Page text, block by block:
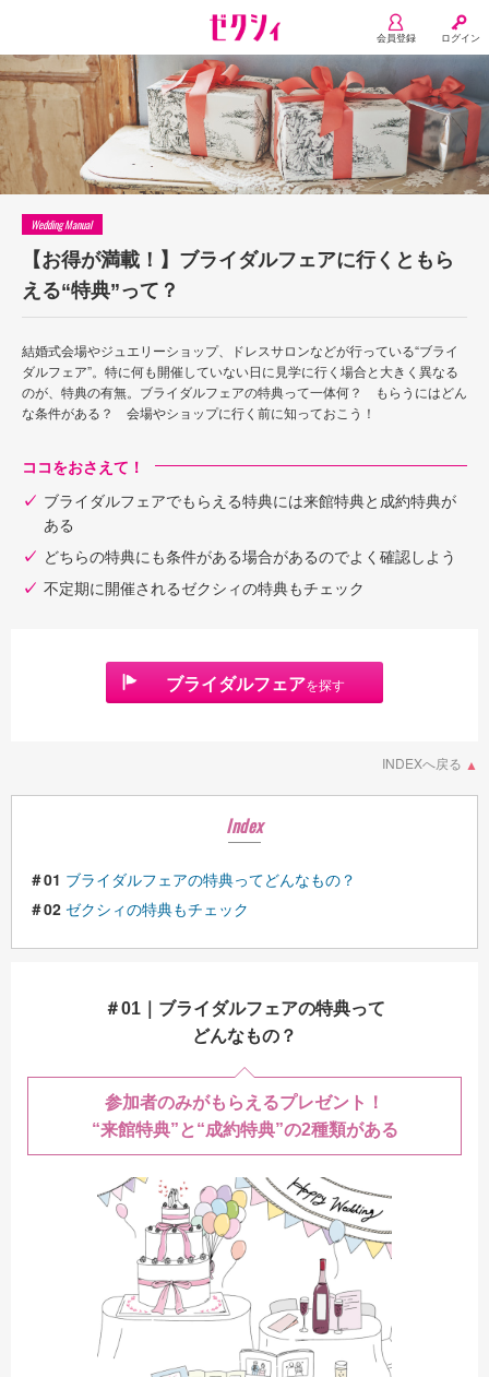
会員登録 ログイン
Wedding Manual
【お得が満載！】ブライダルフェアに行くともら
える“特典”って？
結婚式会場やジュエリーショップ、ドレスサロンなどが行っている“ブライ
ダルフェア”。特に何も開催していない日に見学に行く場合と大きく異なる
のが、特典の有無。ブライダルフェアの特典って一体何？ もらうにはどん
な条件がある？ 会場やショップに行く前に知っておこう！
ココをおさえて！
ブライダルフェアでもらえる特典には来館特典と成約特典が
ある
どちらの特典にも条件がある場合があるのでよく確認しよう
不定期に開催されるゼクシィの特典もチェック
ブライダルフェアを探す
INDEXへ戻る
Index
＃01 ブライダルフェアの特典ってどんなもの？
＃02 ゼクシィの特典もチェック
＃01｜ブライダルフェアの特典って
どんなもの？
参加者のみがもらえるプレゼント！
“来館特典”と“成約特典”の2種類がある